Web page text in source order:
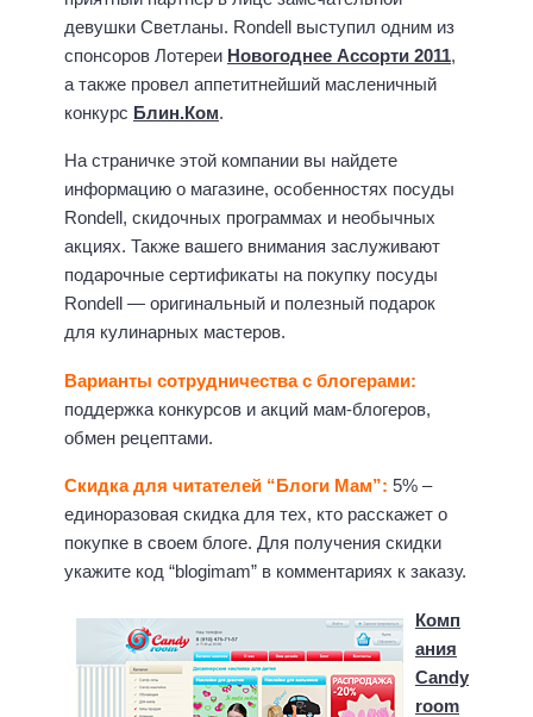
девушки Светланы. Rondell выступил одним из
спонсоров Лотереи Новогоднее Ассорти 2011,
а также провел аппетитнейший масленичный
конкурс Блин.Ком.
На страничке этой компании вы найдете
информацию о магазине, особенностях посуды
Rondell, скидочных программах и необычных
акциях. Также вашего внимания заслуживают
подарочные сертификаты на покупку посуды
Rondell — оригинальный и полезный подарок
для кулинарных мастеров.
Варианты сотрудничества с блогерами:
поддержка конкурсов и акций мам-блогеров,
обмен рецептами.
Скидка для читателей “Блоги Мам”: 5% –
единоразовая скидка для тех, кто расскажет о
покупке в своем блоге. Для получения скидки
укажите код “blogimam” в комментариях к заказу.
Комп
ания
Candy
room